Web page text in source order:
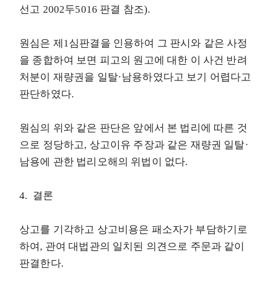
선고 2002두5016 판결 참조).
원심은 제1심판결을 인용하여 그 판시와 같은 사정
을 종합하여 보면 피고의 원고에 대한 이 사건 반려
처분이 재량권을 일탈·남용하였다고 보기 어렵다고
판단하였다.
원심의 위와 같은 판단은 앞에서 본 법리에 따른 것
으로 정당하고, 상고이유 주장과 같은 재량권 일탈·
남용에 관한 법리오해의 위법이 없다.
4. 결론
상고를 기각하고 상고비용은 패소자가 부담하기로
하여, 관여 대법관의 일치된 의견으로 주문과 같이
판결한다.